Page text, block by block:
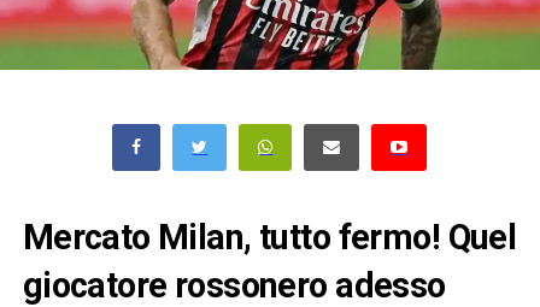
Mercato Milan, tutto fermo! Quel
giocatore rossonero adesso